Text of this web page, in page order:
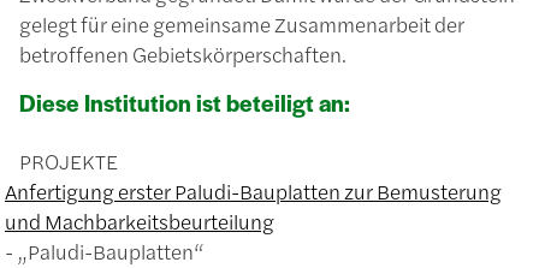
gelegt für eine gemeinsame Zusammenarbeit der
betroffenen Gebietskörperschaften.
Diese Institution ist beteiligt an:
PROJEKTE
Anfertigung erster Paludi-Bauplatten zur Bemusterung
und Machbarkeitsbeurteilung
„Paludi-Bauplatten“